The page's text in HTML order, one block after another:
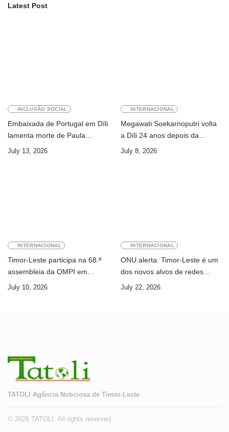
Latest Post
INCLUSÃO SOCIAL
Embaixada de Portugal em Díli
lamenta morte de Paula
Ferreira Pinto
July 13, 2026
INTERNACIONAL
Megawati Soekarnoputri volta
a Díli 24 anos depois da
primeira visita
July 8, 2026
INTERNACIONAL
Timor-Leste participa na 68.ª
assembleia da OMPI em
Genebra
July 10, 2026
INTERNACIONAL
ONU alerta: Timor-Leste é um
dos novos alvos de redes
internacionais de cibercrime
July 22, 2026
TATOLI Agência Noticiosa de Timor-Leste
© 2026 TATOLI. All rights reserved.